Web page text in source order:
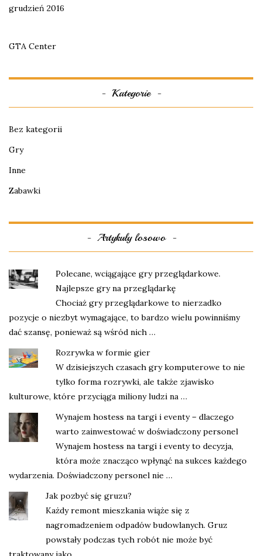
grudzień 2016
GTA Center
Kategorie
Bez kategorii
Gry
Inne
Zabawki
Artykuły losowo
Polecane, wciągające gry przeglądarkowe.
Najlepsze gry na przeglądarkę
Chociaż gry przeglądarkowe to nierzadko
pozycje o niezbyt wymagające, to bardzo wielu powinniśmy
dać szansę, ponieważ są wśród nich …
Rozrywka w formie gier
W dzisiejszych czasach gry komputerowe to nie
tylko forma rozrywki, ale także zjawisko
kulturowe, które przyciąga miliony ludzi na …
Wynajem hostess na targi i eventy – dlaczego
warto zainwestować w doświadczony personel
Wynajem hostess na targi i eventy to decyzja,
która może znacząco wpłynąć na sukces każdego
wydarzenia. Doświadczony personel nie …
Jak pozbyć się gruzu?
Każdy remont mieszkania wiąże się z
nagromadzeniem odpadów budowlanych. Gruz
powstały podczas tych robót nie może być